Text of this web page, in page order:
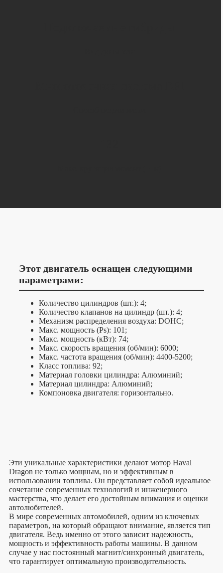
Этот двигатель оснащен следующими
параметрами:
Количество цилиндров (шт.): 4;
Количество клапанов на цилиндр (шт.): 4;
Механизм распределения воздуха: DOHC;
Макс. мощность (Ps): 101;
Макс. мощность (кВт): 74;
Макс. скорость вращения (об/мин): 6000;
Макс. частота вращения (об/мин): 4400-5200;
Класс топлива: 92;
Материал головки цилиндра: Алюминий;
Материал цилиндра: Алюминий;
Компоновка двигателя: горизонтально.
Эти уникальные характеристики делают мотор Haval
Dragon не только мощным, но и эффективным в
использовании топлива. Он представляет собой идеальное
сочетание современных технологий и инженерного
мастерства, что делает его достойным внимания и оценки
автолюбителей.
В мире современных автомобилей, одним из ключевых
параметров, на который обращают внимание, является тип
двигателя. Ведь именно от этого зависит надежность,
мощность и эффективность работы машины. В данном
случае у нас постоянный магнит/синхронный двигатель,
что гарантирует оптимальную производительность.